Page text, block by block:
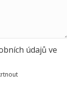
údajů ve